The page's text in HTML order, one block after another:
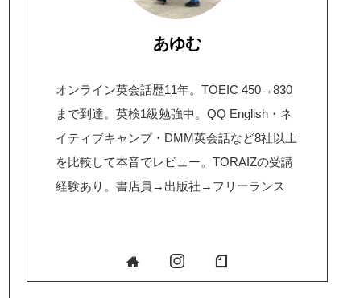
あゆむ
オンライン英会話歴11年。TOEIC 450→830
まで到達。英検1級勉強中。QQ English・ネ
イティブキャンプ・DMM英会話など8社以上
を比較して本音でレビュー。TORAIZの受講
経験あり。書店員→出版社→フリーランス